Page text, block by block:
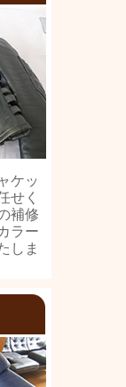
ケッ
せく
補修
ラー
しま